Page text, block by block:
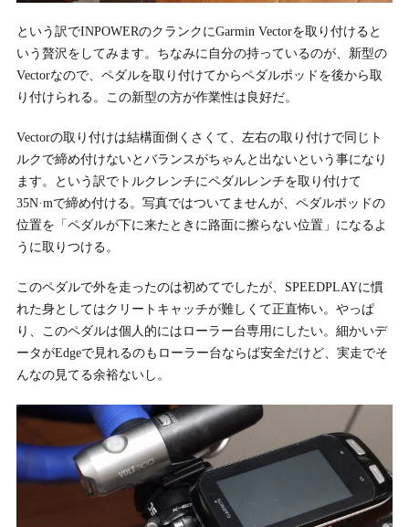
という訳でINPOWERのクランクにGarmin Vectorを取り付けると
いう贅沢をしてみます。ちなみに自分の持っているのが、新型の
Vectorなので、ペダルを取り付けてからペダルポッドを後から取
り付けられる。この新型の方が作業性は良好だ。
Vectorの取り付けは結構面倒くさくて、左右の取り付けで同じト
ルクで締め付けないとバランスがちゃんと出ないという事になり
ます。という訳でトルクレンチにペダルレンチを取り付けて
35N·mで締め付ける。写真ではついてませんが、ペダルポッドの
位置を「ペダルが下に来たときに路面に擦らない位置」になるよ
うに取りつける。
このペダルで外を走ったのは初めてでしたが、SPEEDPLAYに慣
れた身としてはクリートキャッチが難しくて正直怖い。やっぱ
り、このペダルは個人的にはローラー台専用にしたい。細かいデ
ータがEdgeで見れるのもローラー台ならば安全だけど、実走でそ
んなの見てる余裕ないし。